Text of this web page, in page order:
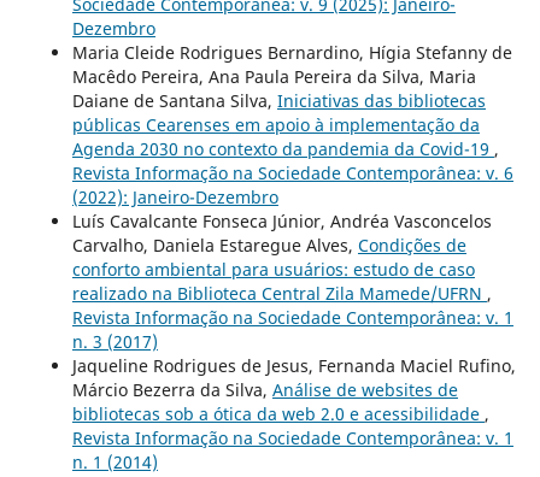
Dezembro
Maria Cleide Rodrigues Bernardino, Hígia Stefanny de
Macêdo Pereira, Ana Paula Pereira da Silva, Maria
Daiane de Santana Silva, Iniciativas das bibliotecas
públicas Cearenses em apoio à implementação da
Agenda 2030 no contexto da pandemia da Covid-19 ,
Revista Informação na Sociedade Contemporânea: v. 6
(2022): Janeiro-Dezembro
Luís Cavalcante Fonseca Júnior, Andréa Vasconcelos
Carvalho, Daniela Estaregue Alves, Condições de
conforto ambiental para usuários: estudo de caso
realizado na Biblioteca Central Zila Mamede/UFRN ,
Revista Informação na Sociedade Contemporânea: v. 1
n. 3 (2017)
Jaqueline Rodrigues de Jesus, Fernanda Maciel Rufino,
Márcio Bezerra da Silva, Análise de websites de
bibliotecas sob a ótica da web 2.0 e acessibilidade ,
Revista Informação na Sociedade Contemporânea: v. 1
n. 1 (2014)